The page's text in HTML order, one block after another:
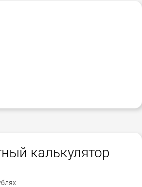
калькулятор